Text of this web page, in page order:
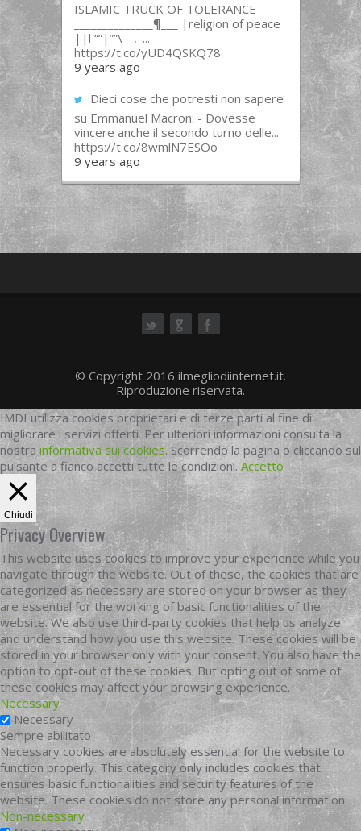
ISLAMIC TRUCK OF TOLERANCE
______________¶___ |religion of peace
||l “”|””\__,_...
https://t.co/yUD4QSKQ78
9 years ago
Dieci cose che potresti non sapere
su Emmanuel Macron: - Dovesse
vincere anche il secondo turno delle...
https://t.co/8wmlN7ESOo
9 years ago
© Copyright 2016 ilmegliodiinternet.it.
Riproduzione riservata.
IMDI utilizza cookies proprietari e di terze parti al fine di
migliorare i servizi offerti. Per ulteriori informazioni consulta la
nostra informativa sui cookies. Scorrendo la pagina o cliccando sul
pulsante a fianco accetti tutte le condizioni.Accetto
Chiudi
Privacy Overview
This website uses cookies to improve your experience while you
navigate through the website. Out of these, the cookies that are
categorized as necessary are stored on your browser as they
are essential for the working of basic functionalities of the
website. We also use third-party cookies that help us analyze
and understand how you use this website. These cookies will be
stored in your browser only with your consent. You also have the
option to opt-out of these cookies. But opting out of some of
these cookies may affect your browsing experience.
Necessary
Necessary
Sempre abilitato
Necessary cookies are absolutely essential for the website to
function properly. This category only includes cookies that
ensures basic functionalities and security features of the
website. These cookies do not store any personal information.
Non-necessary